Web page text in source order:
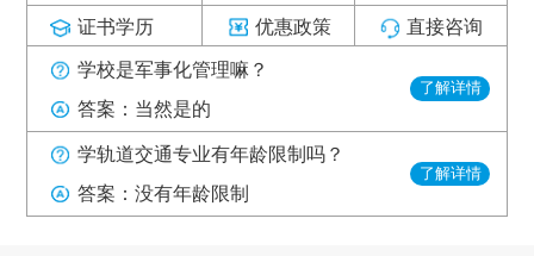
证书学历
优惠政策
直接咨询
学校是军事化管理嘛？
答案：当然是的
了解详情
学轨道交通专业有年龄限制吗？
答案：没有年龄限制
了解详情